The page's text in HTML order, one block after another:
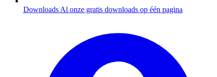
Downloads Al onze gratis downloads op één pagina